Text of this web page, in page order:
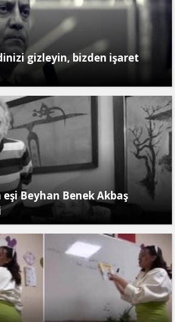
gizleyin, bizden işaret
Beyhan Benek Akbaş